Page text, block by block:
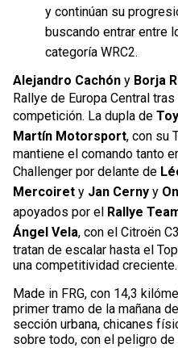
y continúan su
buscando entrar entre
categoría WRC2.
Alejandro Cachón y Borja
Rallye de Europa Central
competición. La dupla de
Martín Motorsport, con su
mantiene el comando tanto
Challenger por delante de
Mercoiret y Jan Cerny y
apoyados por el Rallye
Ángel Vela, con el Citroën
tratan de escalar hasta el
una competitividad creciente.
Made in FRG, con 14,3
primer tramo de la mañana
sección urbana, chicanes
sobre todo, con el peligro